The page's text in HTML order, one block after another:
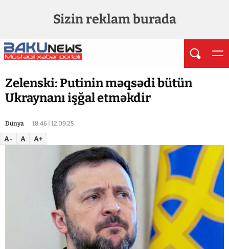
Sizin reklam burada
Zelenski: Putinin məqsədi bütün
Ukraynanı işğal etməkdir
Dünya 18:46 | 12.09.25
A- A A+